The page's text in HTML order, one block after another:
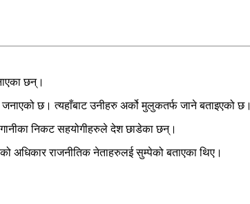
छन्।
जनाएको छ। त्यहाँबाट उनीहरु अर्को मुलुकतर्फ जाने बताइएको छ।
निकट सहयोगीहरुले देश छाडेका छन्।
अधिकार राजनीतिक नेताहरुलई सुम्पेको बताएका थिए।